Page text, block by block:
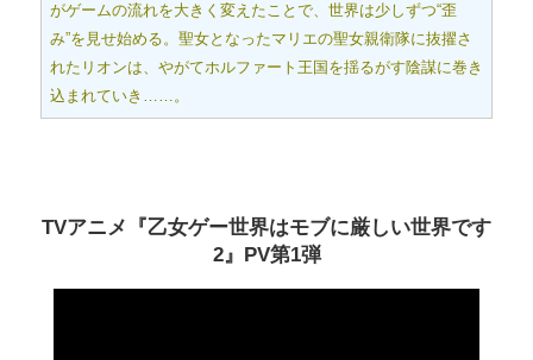
がゲームの流れを大きく変えたことで、世界は少しずつ“歪
み”を見せ始める。聖女となったマリエの聖女親衛隊に抜擢さ
れたリオンは、やがてホルファート王国を揺るがす陰謀に巻き
込まれていき……。
TVアニメ『乙女ゲー世界はモブに厳しい世界です
2』PV第1弾